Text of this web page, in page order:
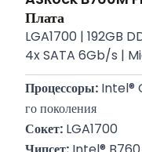
Плата
LGA1700​​​​​​​ | 192GB
4x SATA 6Gb/s |
Процессоры: Intel®
го поколения
Сокет: LGA1700